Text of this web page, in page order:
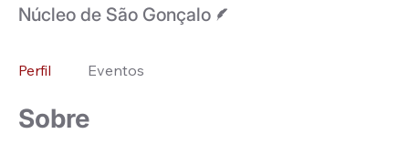
Núcleo de São Gonçalo
Perfil Eventos
Sobre